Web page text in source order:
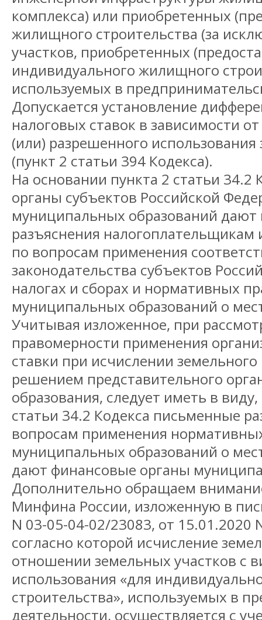
комплекса) или приобретенных
жилищного строительства (за
участков, приобретенных
индивидуального жилищного
используемых в
Допускается установление
налоговых ставок в зависимости
(или) разрешенного использования
(пункт 2 статьи 394 Кодекса).
На основании пункта 2 статьи 34.2
органы субъектов Российской
муниципальных образований
разъяснения
по вопросам применения
законодательства субъектов
налогах и сборах и нормативных
муниципальных образований о
Учитывая изложенное, при
правомерности применения
ставки при исчислении
решением представительного
образования, следует иметь в
статьи 34.2 Кодекса письменные
вопросам применения
муниципальных образований о
дают финансовые органы
Дополнительно обращаем
Минфина России, изложенную в
N 03-05-04-02/23083, от 15.01.2020
согласно которой исчисление
отношении земельных участков с
использования «для
строительства», используемых в
деятельности, осуществляется с